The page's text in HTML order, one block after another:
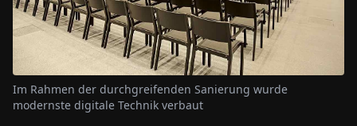
Im Rahmen der durchgreifenden Sanierung wurde
modernste digitale Technik verbaut